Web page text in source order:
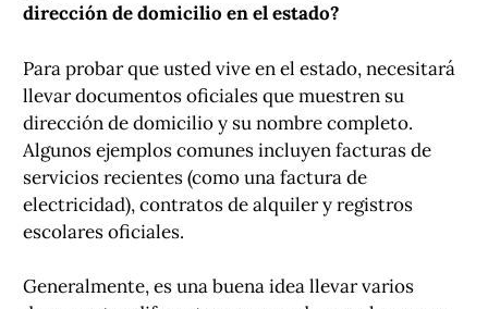
dirección de domicilio en el estado?
Para probar que usted vive en el estado, necesitará
llevar documentos oficiales que muestren su
dirección de domicilio y su nombre completo.
Algunos ejemplos comunes incluyen facturas de
servicios recientes (como una factura de
electricidad), contratos de alquiler y registros
escolares oficiales.
Generalmente, es una buena idea llevar varios